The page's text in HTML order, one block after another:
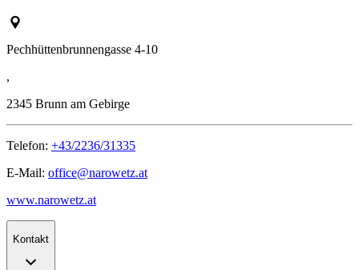
Pechhüttenbrunnengasse 4-10
,
2345 Brunn am Gebirge
Telefon: +43/2236/31335
E-Mail: office@narowetz.at
www.narowetz.at
Kontakt